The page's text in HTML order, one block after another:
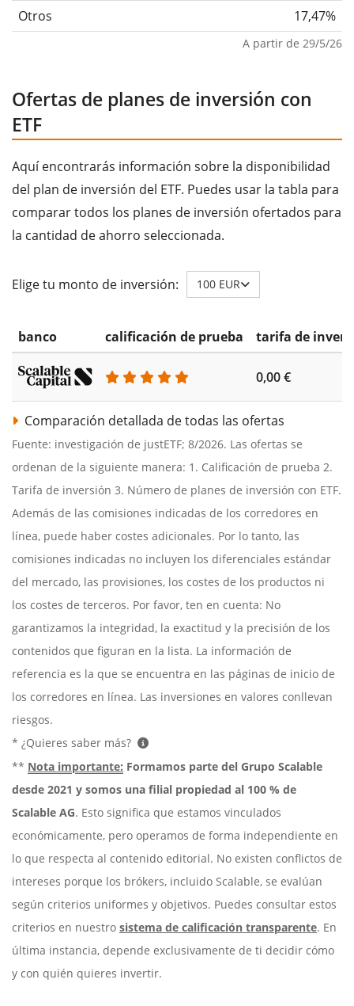
Otros
17,47%
A partir de 29/5/26
Ofertas de planes de inversión con
ETF
Aquí encontrarás información sobre la disponibilidad
del plan de inversión del ETF. Puedes usar la tabla para
comparar todos los planes de inversión ofertados para
la cantidad de ahorro seleccionada.
Elige tu monto de inversión: 100 EUR
banco calificación de prueba tarifa de
0,00 €
Comparación detallada de todas las ofertas
Fuente: investigación de justETF; 8/2026. Las ofertas se
ordenan de la siguiente manera: 1. Calificación de prueba 2.
Tarifa de inversión 3. Número de planes de inversión con ETF.
Además de las comisiones indicadas de los corredores en
línea, puede haber costes adicionales. Por lo tanto, las
comisiones indicadas no incluyen los diferenciales estándar
del mercado, las provisiones, los costes de los productos ni
los costes de terceros. Por favor, ten en cuenta: No
garantizamos la integridad, la exactitud y la precisión de los
contenidos que figuran en la lista. La información de
referencia es la que se encuentra en las páginas de inicio de
los corredores en línea. Las inversiones en valores conllevan
riesgos.
* ¿Quieres saber más?
** Nota importante: Formamos parte del Grupo Scalable
desde 2021 y somos una filial propiedad al 100 % de
Scalable AG. Esto significa que estamos vinculados
económicamente, pero operamos de forma independiente en
lo que respecta al contenido editorial. No existen conflictos de
intereses porque los brókers, incluido Scalable, se evalúan
según criterios uniformes y objetivos. Puedes consultar estos
criterios en nuestro sistema de calificación transparente. En
última instancia, depende exclusivamente de ti decidir cómo
y con quién quieres invertir.